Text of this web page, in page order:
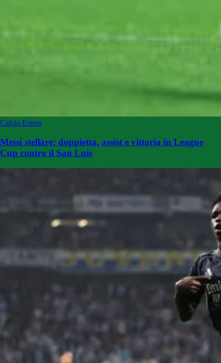
Calcio Estero
Messi stellare: doppietta, assist e vittoria in League
Cup contro il San Luis